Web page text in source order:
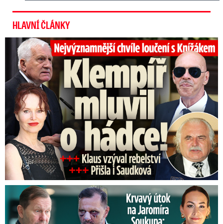
HLAVNÍ ČLÁNKY
Top momenty pohřbu Knížáka: Dojatý Klempíř, Pospíšil s Medou
Útok na Jaromíra Soukupa: Reakce Agáty na zmlácení jejího ex